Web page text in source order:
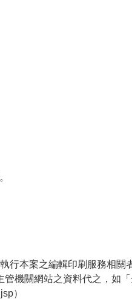
行本案之編輯印刷服務相關
管機關網站之資料代之，如
）